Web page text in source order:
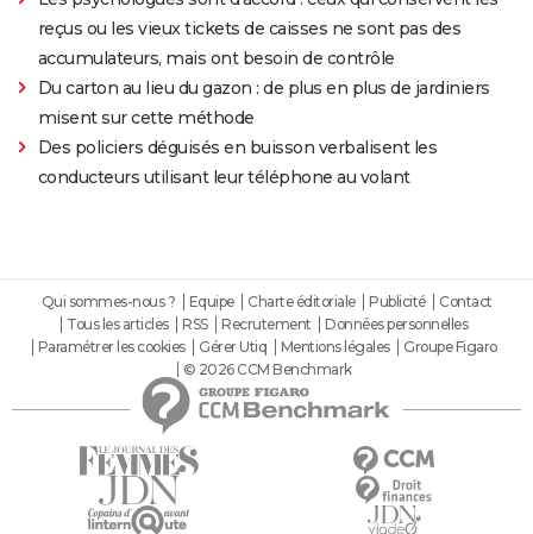
reçus ou les vieux tickets de caisses ne sont pas des
accumulateurs, mais ont besoin de contrôle
Du carton au lieu du gazon : de plus en plus de jardiniers
misent sur cette méthode
Des policiers déguisés en buisson verbalisent les
conducteurs utilisant leur téléphone au volant
Qui sommes-nous ? Equipe Charte éditoriale Publicité
Contact
Tous les articles
RSS Recrutement
Données personnelles
Paramétrer les cookies
Gérer Utiq Mentions légales
Groupe Figaro
© 2026 CCM Benchmark